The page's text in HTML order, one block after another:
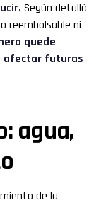
Según detalló
reembolsable ni
quede
afectar futuras
agua,
de la